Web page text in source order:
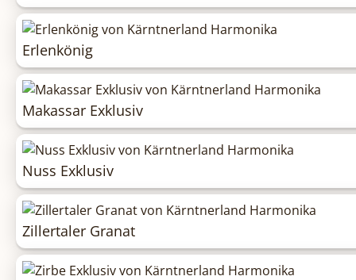
Erlenkönig
Makassar Exklusiv
Nuss Exklusiv
Zillertaler Granat